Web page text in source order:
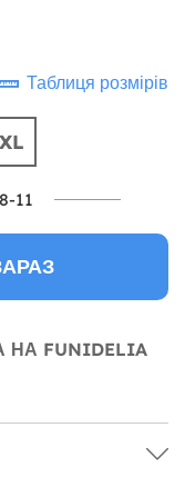
Таблиця розмірів
XL
11
НА FUNIDELIA